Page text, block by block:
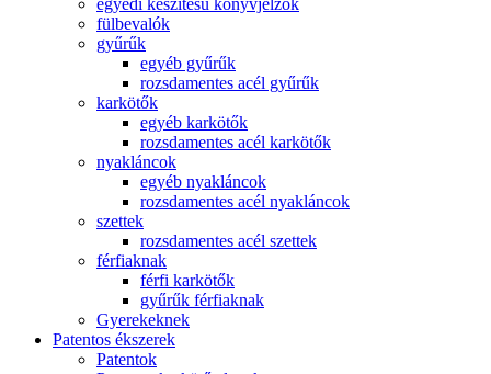
egyedi készítésű könyvjelzők
fülbevalók
gyűrűk
egyéb gyűrűk
rozsdamentes acél gyűrűk
karkötők
egyéb karkötők
rozsdamentes acél karkötők
nyakláncok
egyéb nyakláncok
rozsdamentes acél nyakláncok
szettek
rozsdamentes acél szettek
férfiaknak
férfi karkötők
gyűrűk férfiaknak
Gyerekeknek
Patentos ékszerek
Patentok